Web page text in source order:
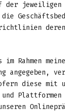
der jeweiligen
Rahmen
angegeben,
diese mit
Plattformen